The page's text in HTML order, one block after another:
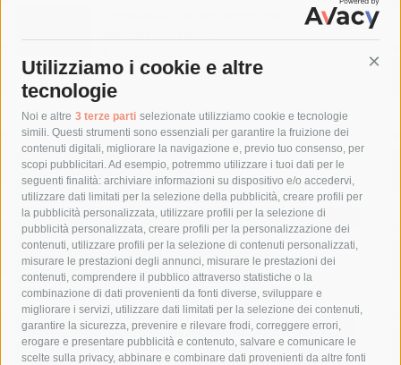
Utilizziamo i cookie e altre
tecnologie
Noi e altre 3 terze parti selezionate utilizziamo cookie e tecnologie
simili. Questi strumenti sono essenziali per garantire la fruizione dei
contenuti digitali, migliorare la navigazione e, previo tuo consenso, per
scopi pubblicitari. Ad esempio, potremmo utilizzare i tuoi dati per le
seguenti finalità: archiviare informazioni su dispositivo e/o accedervi,
utilizzare dati limitati per la selezione della pubblicità, creare profili per
la pubblicità personalizzata, utilizzare profili per la selezione di
pubblicità personalizzata, creare profili per la personalizzazione dei
contenuti, utilizzare profili per la selezione di contenuti personalizzati,
misurare le prestazioni degli annunci, misurare le prestazioni dei
contenuti, comprendere il pubblico attraverso statistiche o la
combinazione di dati provenienti da fonti diverse, sviluppare e
migliorare i servizi, utilizzare dati limitati per la selezione dei contenuti,
garantire la sicurezza, prevenire e rilevare frodi, correggere errori,
erogare e presentare pubblicità e contenuto, salvare e comunicare le
scelte sulla privacy, abbinare e combinare dati provenienti da altre fonti
Domani e sabato interrotta la linea Eav
Tag
acqua allerta meteo
anas
area marina protetta di punta campanella
arresto
Asl Napoli 3 sud
capitaneria di porto capri
carabinieri
castellammare di stabia
circumvesuviana
comune di sorrento
concerto
contagi
costiera amalfitana
covid-19 eav
elezioni
fondazione sorrento
gori guardia costiera
incidente
lavori
lorenzo balducelli mare
massa lubrense